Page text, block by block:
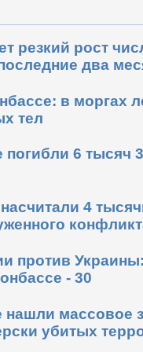
резкий рост
два
в моргах
тел
6 тысяч
4
против
- 30